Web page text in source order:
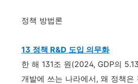
정책 방법론
13 정책 R&D 도입 의무화
한 해 131조 원(2024, GDP의
개발에 쓰는 나라에서, 왜 정책은